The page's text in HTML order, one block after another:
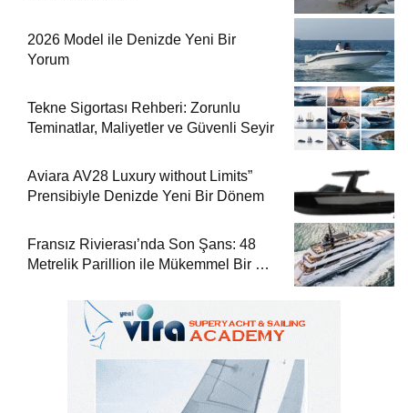
2026 Model ile Denizde Yeni Bir
Yorum
Tekne Sigortası Rehberi: Zorunlu
Teminatlar, Maliyetler ve Güvenli Seyir
Aviara AV28 Luxury without Limits”
Prensibiyle Denizde Yeni Bir Dönem
Fransız Rivierası’nda Son Şans: 48
Metrelik Parillion ile Mükemmel Bir Yat